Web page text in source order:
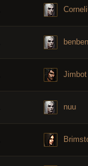
benben
Jimbot
nuu